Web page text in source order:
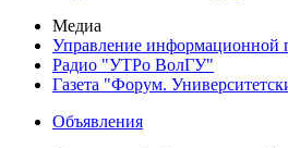
Медиа
Управление информационной
Радио "УТРо ВолГУ"
Газета "Форум.
Объявления